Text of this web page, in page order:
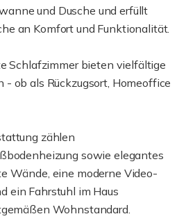
und Dusche und erfüllt
an Komfort und Funktionalität.
Schlafzimmer bieten vielfältige
- ob als Rückzugsort, Homeoffice
zählen
sowie elegantes
Wände, eine moderne Video-
ein Fahrstuhl im Haus
Wohnstandard.